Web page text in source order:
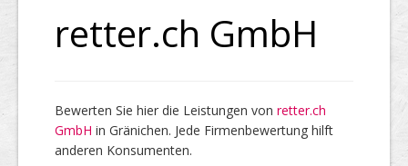
HELP Awards
retter.ch GmbH
Bewerten Sie hier die Leistungen von retter.ch
GmbH in Gränichen. Jede Firmenbewertung hilft
anderen Konsumenten.